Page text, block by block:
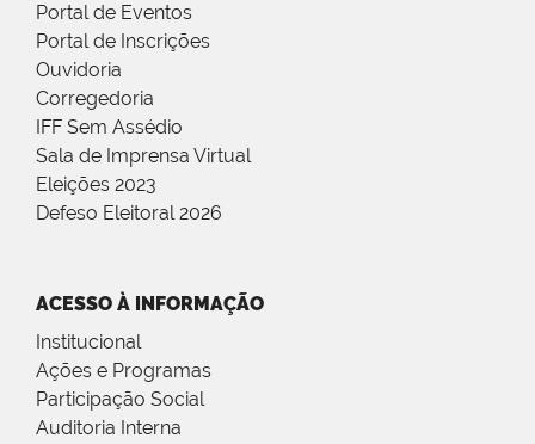
Portal de Eventos
Portal de Inscrições
Ouvidoria
Corregedoria
IFF Sem Assédio
Sala de Imprensa Virtual
Eleições 2023
Defeso Eleitoral 2026
ACESSO À INFORMAÇÃO
Institucional
Ações e Programas
Participação Social
Auditoria Interna